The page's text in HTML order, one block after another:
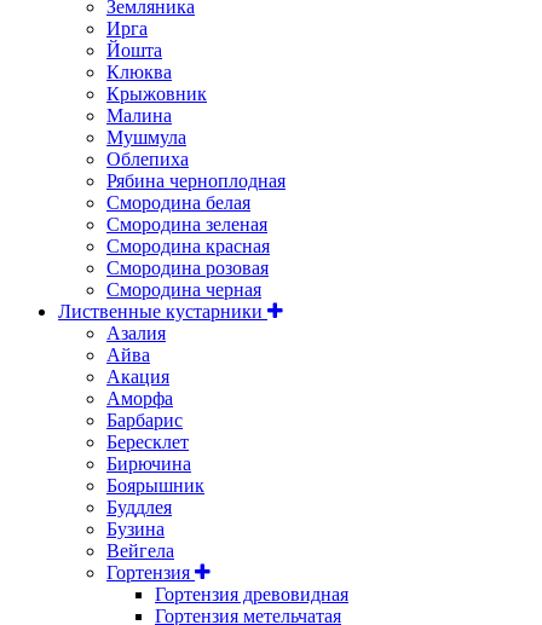
Земляника
Ирга
Йошта
Клюква
Крыжовник
Малина
Мушмула
Облепиха
Рябина черноплодная
Смородина белая
Смородина зеленая
Смородина красная
Смородина розовая
Смородина черная
Лиственные кустарники
Азалия
Айва
Акация
Аморфа
Барбарис
Бересклет
Бирючина
Боярышник
Буддлея
Бузина
Вейгела
Гортензия
Гортензия древовидная
Гортензия метельчатая